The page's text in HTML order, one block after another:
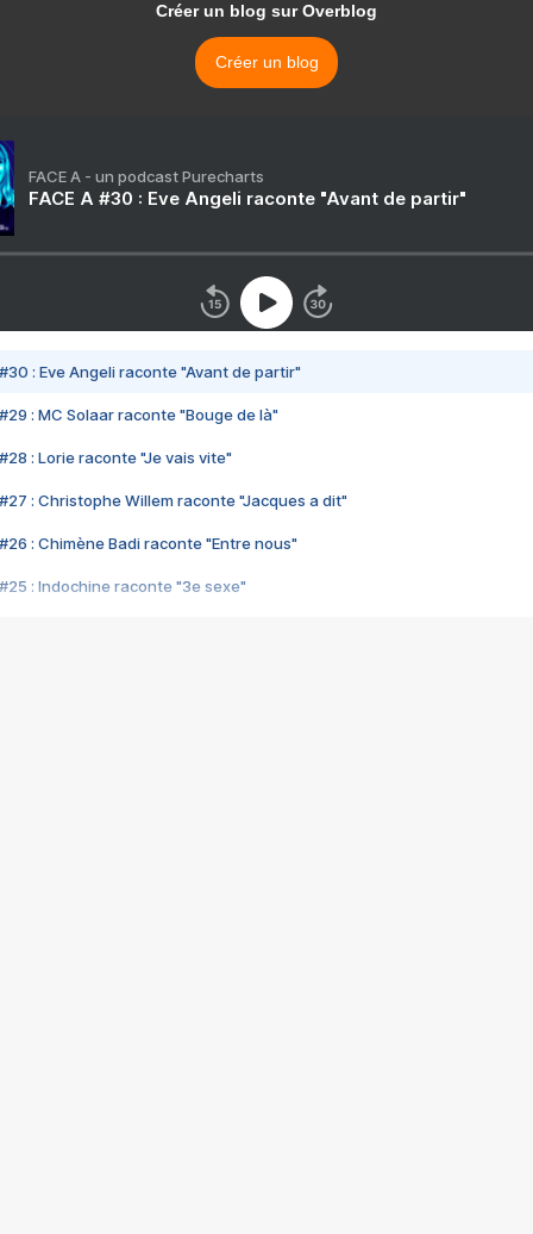
Créer un blog sur Overblog
Créer un blog
FACE A - un podcast Purecharts
FACE A #30 : Eve Angeli raconte "Avant de partir"
#30 : Eve Angeli raconte "Avant de partir"
#29 : MC Solaar raconte "Bouge de là"
#28 : Lorie raconte "Je vais vite"
#27 : Christophe Willem raconte "Jacques a dit"
#26 : Chimène Badi raconte "Entre nous"
#25 : Indochine raconte "3e sexe"